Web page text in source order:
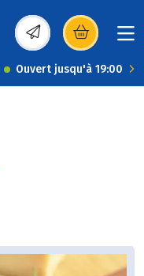
(s’ouvre dans une
Ouvert jusqu'à 19:00